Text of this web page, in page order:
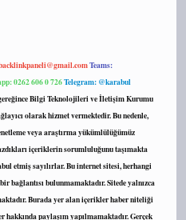
Teams:
0262 606 0 726Telegram: @karabul
Bilgi Teknolojileri ve İletişim Kurumu
olarak hizmet vermektedir. Bu nedenle,
veya araştırma yükümlülüğümüz
içeriklerin sorumluluğunu taşımakta
etmiş sayılırlar. Bu internet sitesi, herhangi
bağlantısı bulunmamaktadır. Sitede yalnızca
Burada yer alan içerikler haber niteliği
paylaşım yapılmamaktadır. Gerçek